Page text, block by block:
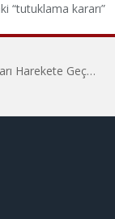
“tutuklama kararı”
Hiroşima’nın 81. Yılında İtalyan Savaş Karşıtları Harekete Geçti: “Hatırlamak yeterli değil”